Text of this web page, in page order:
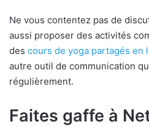
Ne vous contentez pas de
aussi proposer des activités
des cours de yoga partagés en
autre outil de communication
régulièrement.
Faites gaffe à